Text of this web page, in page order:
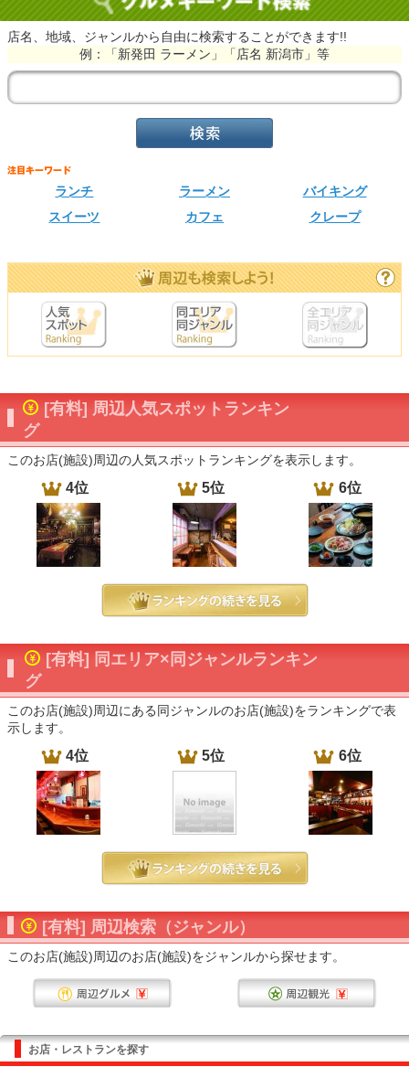
店名、地域、ジャンルから自由に検索することができます!!
例：「新発田 ラーメン」「店名 新潟市」等
ランチ ラーメン
バイキング
スイーツ
カフェ クレープ
[有料] 周辺人気スポットランキン
グ
このお店(施設)周辺の人気スポットランキングを表示します。
4位 5位 6位
[有料] 同エリア×同ジャンルランキン
グ
このお店(施設)周辺にある同ジャンルのお店(施設)をランキングで表
示します。
4位 5位 6位
[有料] 周辺検索（ジャンル）
このお店(施設)周辺のお店(施設)をジャンルから探せます。
お店・レストランを探す